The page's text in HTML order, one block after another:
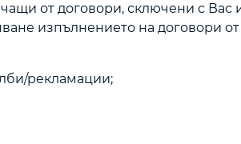
от договори, сключени с Вас
изпълнението на договори от
рекламации;